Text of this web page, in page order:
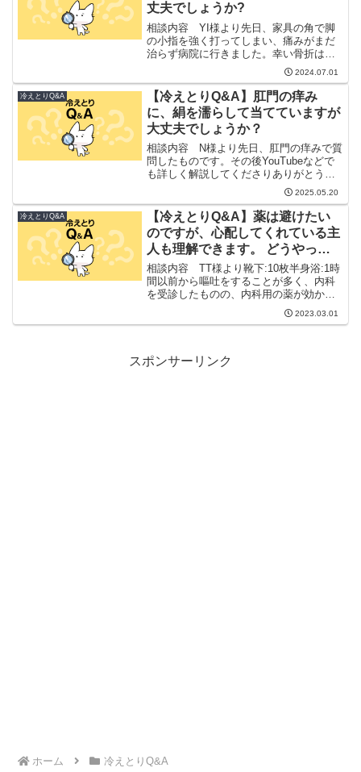
丈夫でしょうか?
相談内容 YI様より先日、家具の角で脚
の小指を強く打ってしまい、痛みがまだ
治らず病院に行きました。幸い骨折はし
ておらず、安静にする様に言われまし
た。医師は、冷やす様にと言っていまし
たが、半身浴、靴下の重ねばきは続けて
大丈夫でしょうか?小指は...
2024.07.01
冷えとりQ&A
【冷えとりQ&A】肛門の痒み
に、絹を濡らして当てていますが
大丈夫でしょうか？
相談内容 N様より先日、肛門の痒みで質
問したものです。その後YouTubeなどで
も詳しく解説してくださりありがとうご
ざいます。確か、お返事の中で進藤先生
（お父様）も下着の中にシルクを挟んで
歩いていた、、、、と、あったかと記憶
しているのですが...
2025.05.20
冷えとりQ&A
【冷えとりQ&A】薬は避けたい
のですが、心配してくれている主
人も理解できます。 どうやって
折り合いをつけたらいいのでしょ
うか。
相談内容 TT様より靴下:10枚半身浴:1時
間以前から嘔吐をすることが多く、内科
を受診したものの、内科用の薬が効かな
かったため、精神科を紹介されました。
冷え取りに出会い、薬は頓服でどうしょ
2023.03.01
スポンサーリンク
ホーム 冷えとりQ&A